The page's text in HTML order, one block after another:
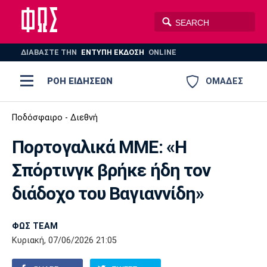
ΔΙΑΒΑΣΤΕ THN ΕΝΤΥΠΗ ΕΚΔΟΣΗ ONLINE
ΟΜΑΔΕΣ
ΡΟΗ ΕΙΔΗΣΕΩΝ
ΠΟΔΟΣΦΑΙΡΟ
ΒΟΛΕΪ
AUTO-MOTO PLUS
Ποδόσφαιρο
Super League 1
Super League 2
Γ Εθνική
Ελλάδα
Μπάσκετ
Ελλάδα
Εθνική
EuroLeague
Ολυμπιακοί Αγώνες
Πόλο
Ολυμπιακός ΑΕΚ ΠΑΟΚ
Παναθηναϊκός Ατρόμητος
Ποδόσφαιρο - Διεθνή
Πορτογαλικά ΜΜΕ: «Η
Σπόρτινγκ βρήκε ήδη τον
διάδοχο του Βαγιαννίδη»
ΦΩΣ TEAM
Κυριακή, 07/06/2026 21:05